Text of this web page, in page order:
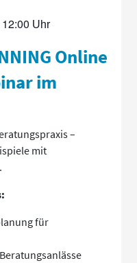
12:00
Online
im
–
mit
für